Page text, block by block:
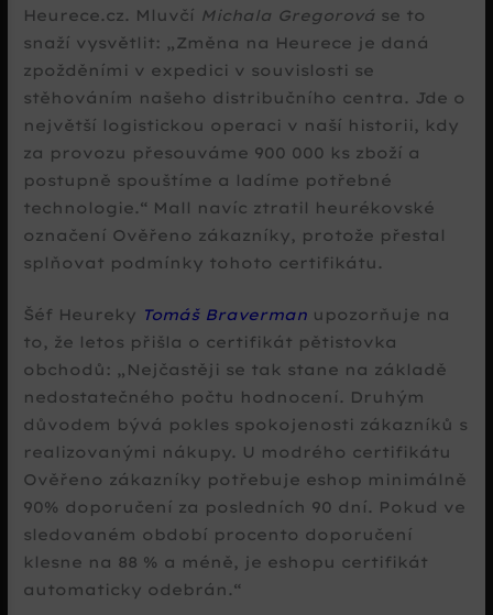
Heurece.cz. Mluvčí Michala Gregorová se to
snaží vysvětlit:
Změna na Heurece je daná
zpožděními v expedici v souvislosti se
stěhováním našeho distribučního centra. Jde o
největší logistickou operaci v naší historii, kdy
za provozu přesouváme 900 000 ks zboží a
postupně spouštíme a ladíme potřebné
technologie.
Mall navíc ztratil heurékovské
označení Ověřeno zákazníky, protože přestal
splňovat podmínky tohoto certifikátu.
Šéf Heureky Tomáš Braverman upozorňuje na
to, že letos přišla o certifikát pětistovka
obchodů:
Nejčastěji se tak stane na základě
nedostatečného počtu hodnocení. Druhým
důvodem bývá pokles spokojenosti zákazníků s
realizovanými nákupy. U modrého certifikátu
Ověřeno zákazníky potřebuje eshop minimálně
90% doporučení za posledních 90 dní. Pokud ve
sledovaném období procento doporučení
klesne na 88 % a méně, je eshopu certifikát
automaticky odebrán.